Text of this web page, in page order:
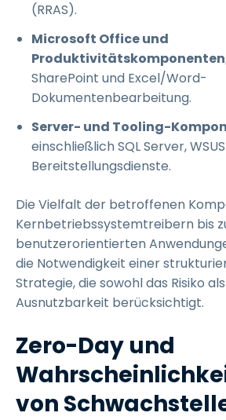
(RRAS).
Microsoft Office und
SharePoint und Excel/Word-
Dokumentenbearbeitung.
Server- und Tooling-
einschließlich SQL Server,
Bereitstellungsdienste.
Die Vielfalt der betroffenen
Kernbetriebssystemtreibern bis
benutzerorientierten
die Notwendigkeit einer
Strategie, die sowohl das Risiko
Ausnutzbarkeit berücksichtigt.
Zero-Day und
von